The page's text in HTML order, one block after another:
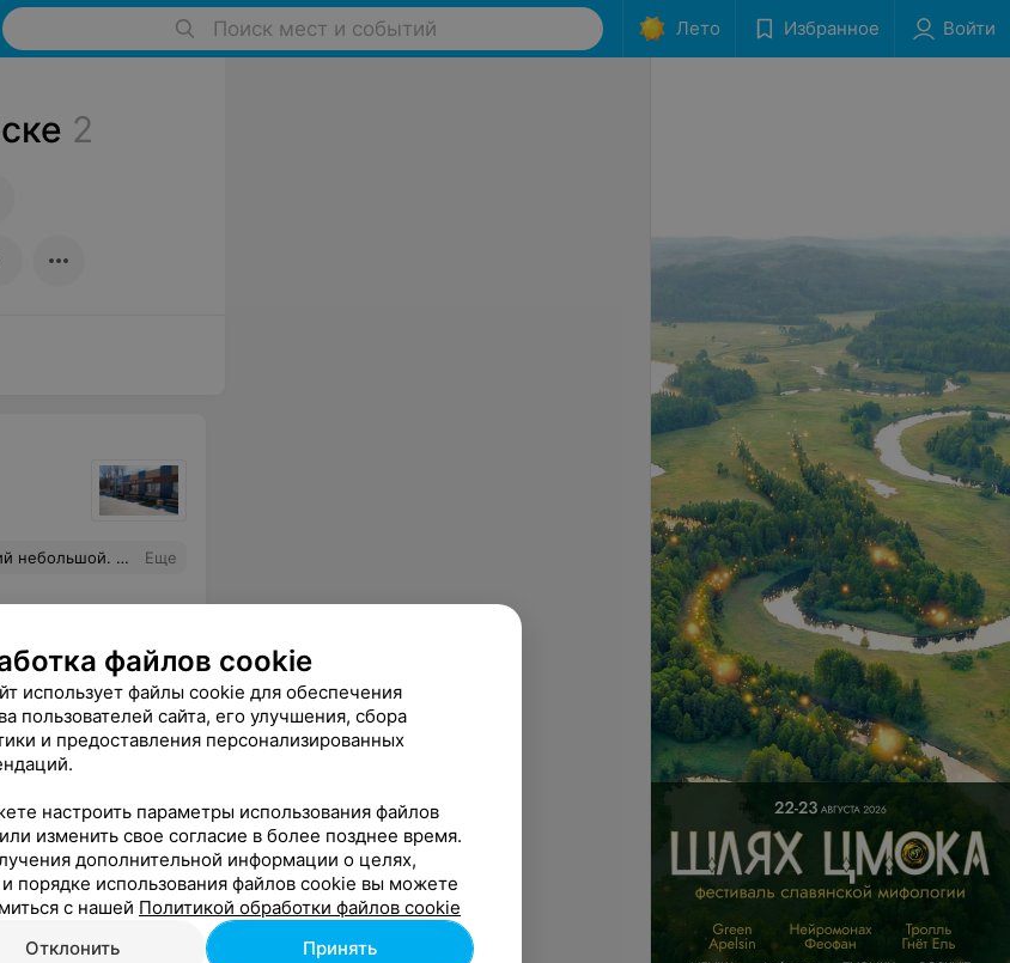
Поиск мест и событий Лето Избранное Войти
2
в Бобруйске, стоимость выше даже не самых дешевых медицинских центров Минска, а это совершенной другой уровень и аппаратуры, и специалистов! И вообще, что это за тактика?! Еще
файлов cookie
использует файлы cookie для обеспечения
пользователей сайта, его улучшения, сбора
и предоставления персонализированных
настроить параметры использования файлов
изменить свое согласие в более позднее время.
дополнительной информации о целях,
и порядке использования файлов cookie вы можете
с нашей Политикой обработки файлов cookie
Отклонить
Принять